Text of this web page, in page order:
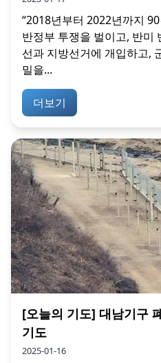
“2018년부터 2022년까지
반정부 투쟁을 벌이고, 반미
선과 지방선거에 개입하고,
밀을...
더보기
[오늘의 기도] 대남기구
기도
2025-01-16